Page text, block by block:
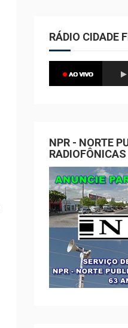
RÁDIO CIDADE
NPR - NORTE
RADIOFÔNICAS